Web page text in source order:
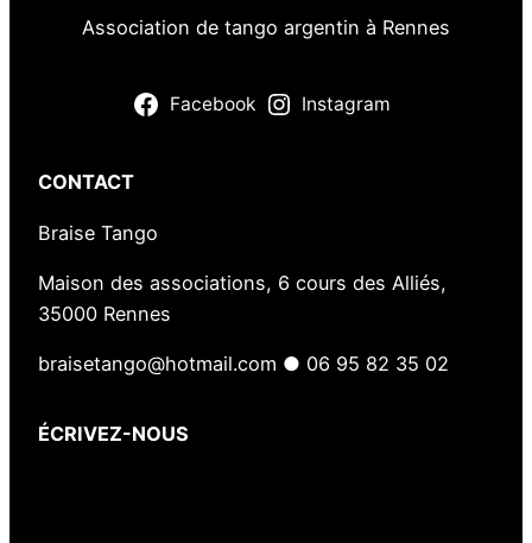
Association de tango argentin à Rennes
Facebook Instagram
CONTACT
Braise Tango
Maison des associations, 6 cours des Alliés,
35000 Rennes
braisetango@hotmail.com ● 06 95 82 35 02
ÉCRIVEZ-NOUS